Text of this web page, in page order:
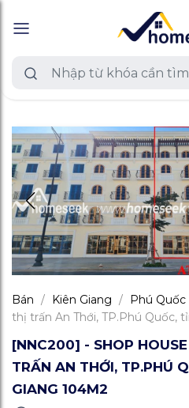
Bán / Kiên Giang / Phú Quốc
thị trấn An Thới, TP.Phú Quốc,
[NNC200] - SHOP
TRẤN AN THỚI, TP.PHÚ
GIANG 104M2